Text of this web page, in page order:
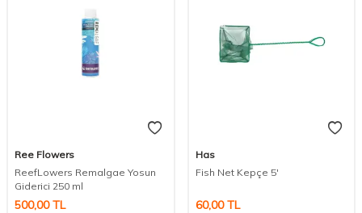
Ree Flowers
ReefLowers Remalgae Yosun
Giderici 250 ml
500,00TL
Has
Fish Net Kepçe 5'
60,00TL